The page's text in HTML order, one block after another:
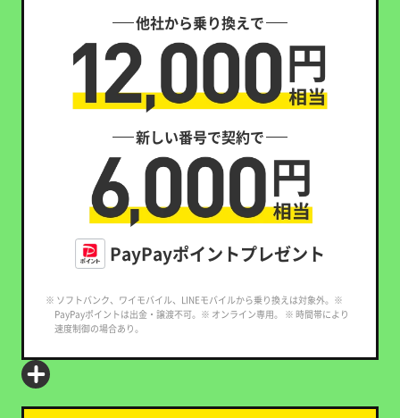
他社から乗り換えで
新しい番号で契約で
PayPayポイントプレゼント
※ ソフトバンク、ワイモバイル、LINEモバイルから乗り換えは対象外。※
PayPayポイントは出金・譲渡不可。※ オンライン専用。 ※ 時間帯により
速度制御の場合あり。